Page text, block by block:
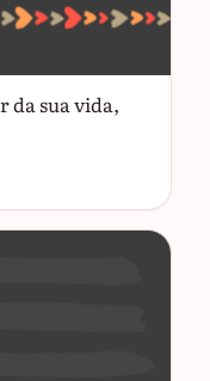
da sua vida,